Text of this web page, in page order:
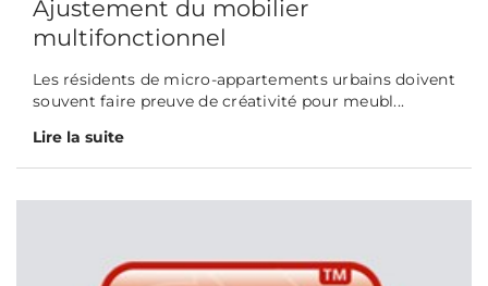
Ajustement du mobilier
multifonctionnel
Les résidents de micro-appartements urbains doivent
souvent faire preuve de créativité pour meubl...
Lire la suite